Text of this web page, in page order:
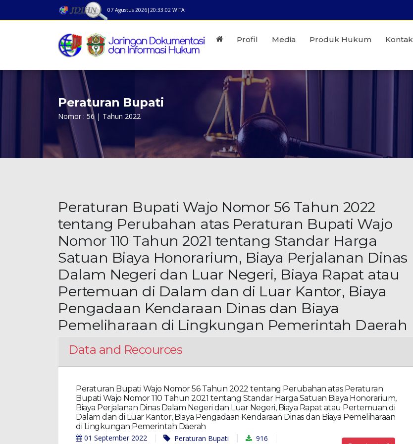
07 Agustus 2026| 20:33:02 WITA
Profil Media Produk Hukum Kontak
Peraturan Bupati
Nomor : 56 | Tahun 2022
Peraturan Bupati Wajo Nomor 56 Tahun 2022
tentang Perubahan atas Peraturan Bupati Wajo
Nomor 110 Tahun 2021 tentang Standar Harga
Satuan Biaya Honorarium, Biaya Perjalanan Dinas
Dalam Negeri dan Luar Negeri, Biaya Rapat atau
Pertemuan di Dalam dan di Luar Kantor, Biaya
Pengadaan Kendaraan Dinas dan Biaya
Pemeliharaan di Lingkungan Pemerintah Daerah
Data and Recources
Peraturan Bupati Wajo Nomor 56 Tahun 2022 tentang Perubahan atas Peraturan
Bupati Wajo Nomor 110 Tahun 2021 tentang Standar Harga Satuan Biaya Honorarium,
Biaya Perjalanan Dinas Dalam Negeri dan Luar Negeri, Biaya Rapat atau Pertemuan di
Dalam dan di Luar Kantor, Biaya Pengadaan Kendaraan Dinas dan Biaya Pemeliharaan
di Lingkungan Pemerintah Daerah
01 September 2022 Peraturan Bupati 916